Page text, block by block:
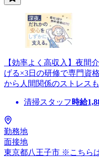
【効率よく高収入】夜間
げる×3日の研修で専門資
から人間関係のストレス
清掃スタッフ 時給
勤務地
面接地
東京都八王子市 ※こちら